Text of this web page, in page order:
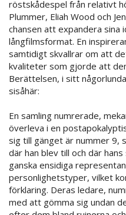
röstskådespel från relativt
Plummer, Eliah Wood och
chansen att expandera sina
långfilmsformat. En
samtidigt skvallrar om att
kvaliteter som gjorde att
Berättelsen, i sitt
sisåhär:
En samling numrerade,
överleva i en
sig till gänget är nummer 9,
där han blev till och där
ganska ensidiga
personlighetstyper, vilket
förklaring. Deras ledare,
med att gömma sig undan